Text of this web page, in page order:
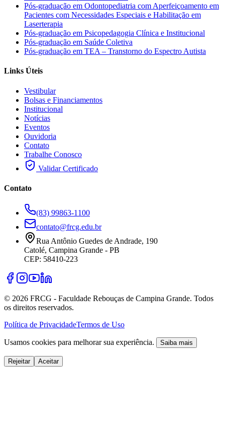
Pós-graduação em Odontopediatria com Aperfeiçoamento em
Pacientes com Necessidades Especiais e Habilitação em
Laserterapia
Pós-graduação em Psicopedagogia Clínica e Institucional
Pós-graduação em Saúde Coletiva
Pós-graduação em TEA – Transtorno do Espectro Autista
Links Úteis
Vestibular
Bolsas e Financiamentos
Institucional
Notícias
Eventos
Ouvidoria
Contato
Trabalhe Conosco
Validar Certificado
Contato
(83) 99863-1100
contato@frcg.edu.br
Rua Antônio Guedes de Andrade, 190
Catolé, Campina Grande - PB
CEP: 58410-223
© 2026 FRCG - Faculdade Rebouças de Campina Grande. Todos
os direitos reservados.
Política de PrivacidadeTermos de Uso
Usamos cookies para melhorar sua experiência. Saiba mais
Rejeitar Aceitar